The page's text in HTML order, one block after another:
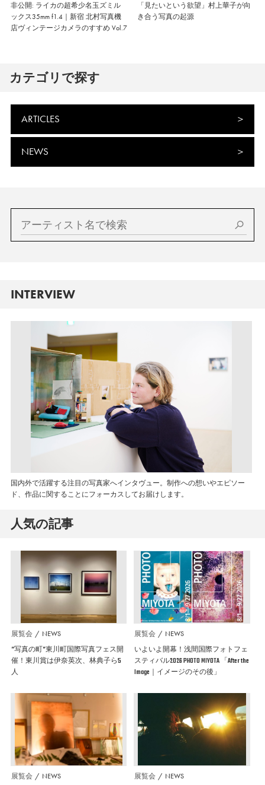
非公開: ライカの超希少名玉ズミル
ックス35mm f1.4｜新宿 北村写真機
店ヴィンテージカメラのすすめ Vol.7
「見たいという欲望」村上華子が向
き合う写真の起源
カテゴリで探す
ARTICLES
NEWS
INTERVIEW
国内外で活躍する注目の写真家へインタヴュー。制作への想いやエピソー
ド、作品に関することにフォーカスしてお届けします。
人気の記事
展覧会 NEWS
”写真の町”東川町国際写真フェス開
催！東川賞は伊奈英次、林典子ら5
人
展覧会 NEWS
いよいよ開幕！浅間国際フォトフェ
スティバル2026 PHOTO MIYOTA 「After the
Image｜イメージのその後」
展覧会 NEWS 展覧会 NEWS